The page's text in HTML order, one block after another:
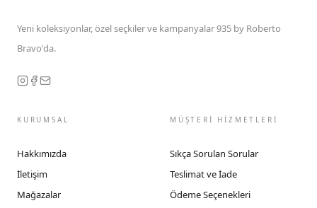
Yeni koleksiyonlar, özel seçkiler ve kampanyalar 935 by Roberto
Bravo'da.
KURUMSAL
Hakkımızda
İletişim
Mağazalar
MÜŞTERİ HİZMETLERİ
Sıkça Sorulan Sorular
Teslimat ve İade
Ödeme Seçenekleri